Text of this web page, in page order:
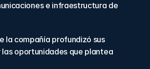
e infraestructura de
la compañía profundizó sus
oportunidades que plantea